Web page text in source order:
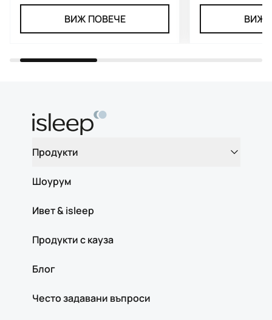
ВИЖ ПОВЕЧЕ ВИЖ
Продукти
Шоурум
Ивет & isleep
Продукти с кауза
Блог
Често задавани въпроси